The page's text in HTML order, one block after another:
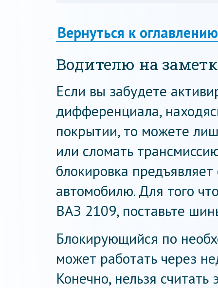
Вернуться к оглавлению
Водителю на
Если вы забудете
дифференциала,
покрытии, то можете
или сломать
блокировка
автомобилю. Для того
ВАЗ 2109, поставьте
Блокирующийся по
может работать через
Конечно, нельзя